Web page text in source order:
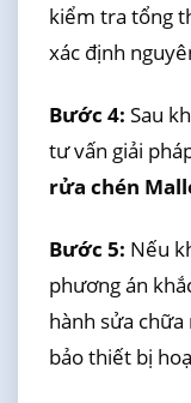
kiểm tra tổng
xác định
Bước 4: Sau
tư vấn giải
rửa chén
Bước 5: Nếu
phương án
hành sửa
bảo thiết bị